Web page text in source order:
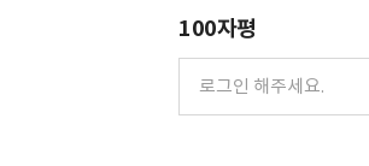
100자평